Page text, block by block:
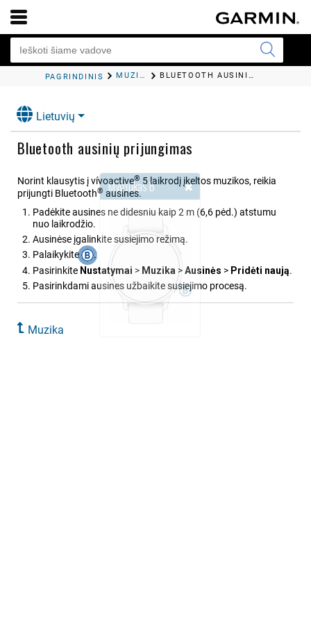
PAGRINDINIS MUZIKA BLUETOOTH AUSINIŲ PRIJUNGIMAS
Lietuvių
Bluetooth ausinių prijungimas
Norint klausytis įvívoactive® 5laikrodį įkeltos muzikos, reikia
prijungti Bluetooth® ausines.
Padėkite ausines ne didesniu kaip 2 m (6,6 pėd.) atstumu
nuo laikrodžio.
Ausinėse įgalinkite susiejimo režimą.
Palaikykite
.
Pasirinkite Nustatymai > Muzika >Ausinės > Pridėti naują.
Pasirinkdami ausines užbaikite susiejimo procesą.
Muzika